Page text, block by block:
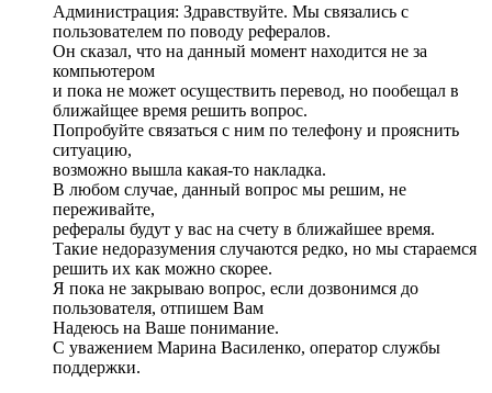
Администрация: Здравствуйте. Мы связались с
пользователем по поводу рефералов.
Он сказал, что на данный момент находится не за
компьютером
и пока не может осуществить перевод, но пообещал в
ближайщее время решить вопрос.
Попробуйте связаться с ним по телефону и прояснить
ситуацию,
возможно вышла какая-то накладка.
В любом случае, данный вопрос мы решим, не
переживайте,
рефералы будут у вас на счету в ближайшее время.
Такие недоразумения случаются редко, но мы стараемся
решить их как можно скорее.
Я пока не закрываю вопрос, если дозвонимся до
пользователя, отпишем Вам
Надеюсь на Ваше понимание.
С уважением Марина Василенко, оператор службы
поддержки.